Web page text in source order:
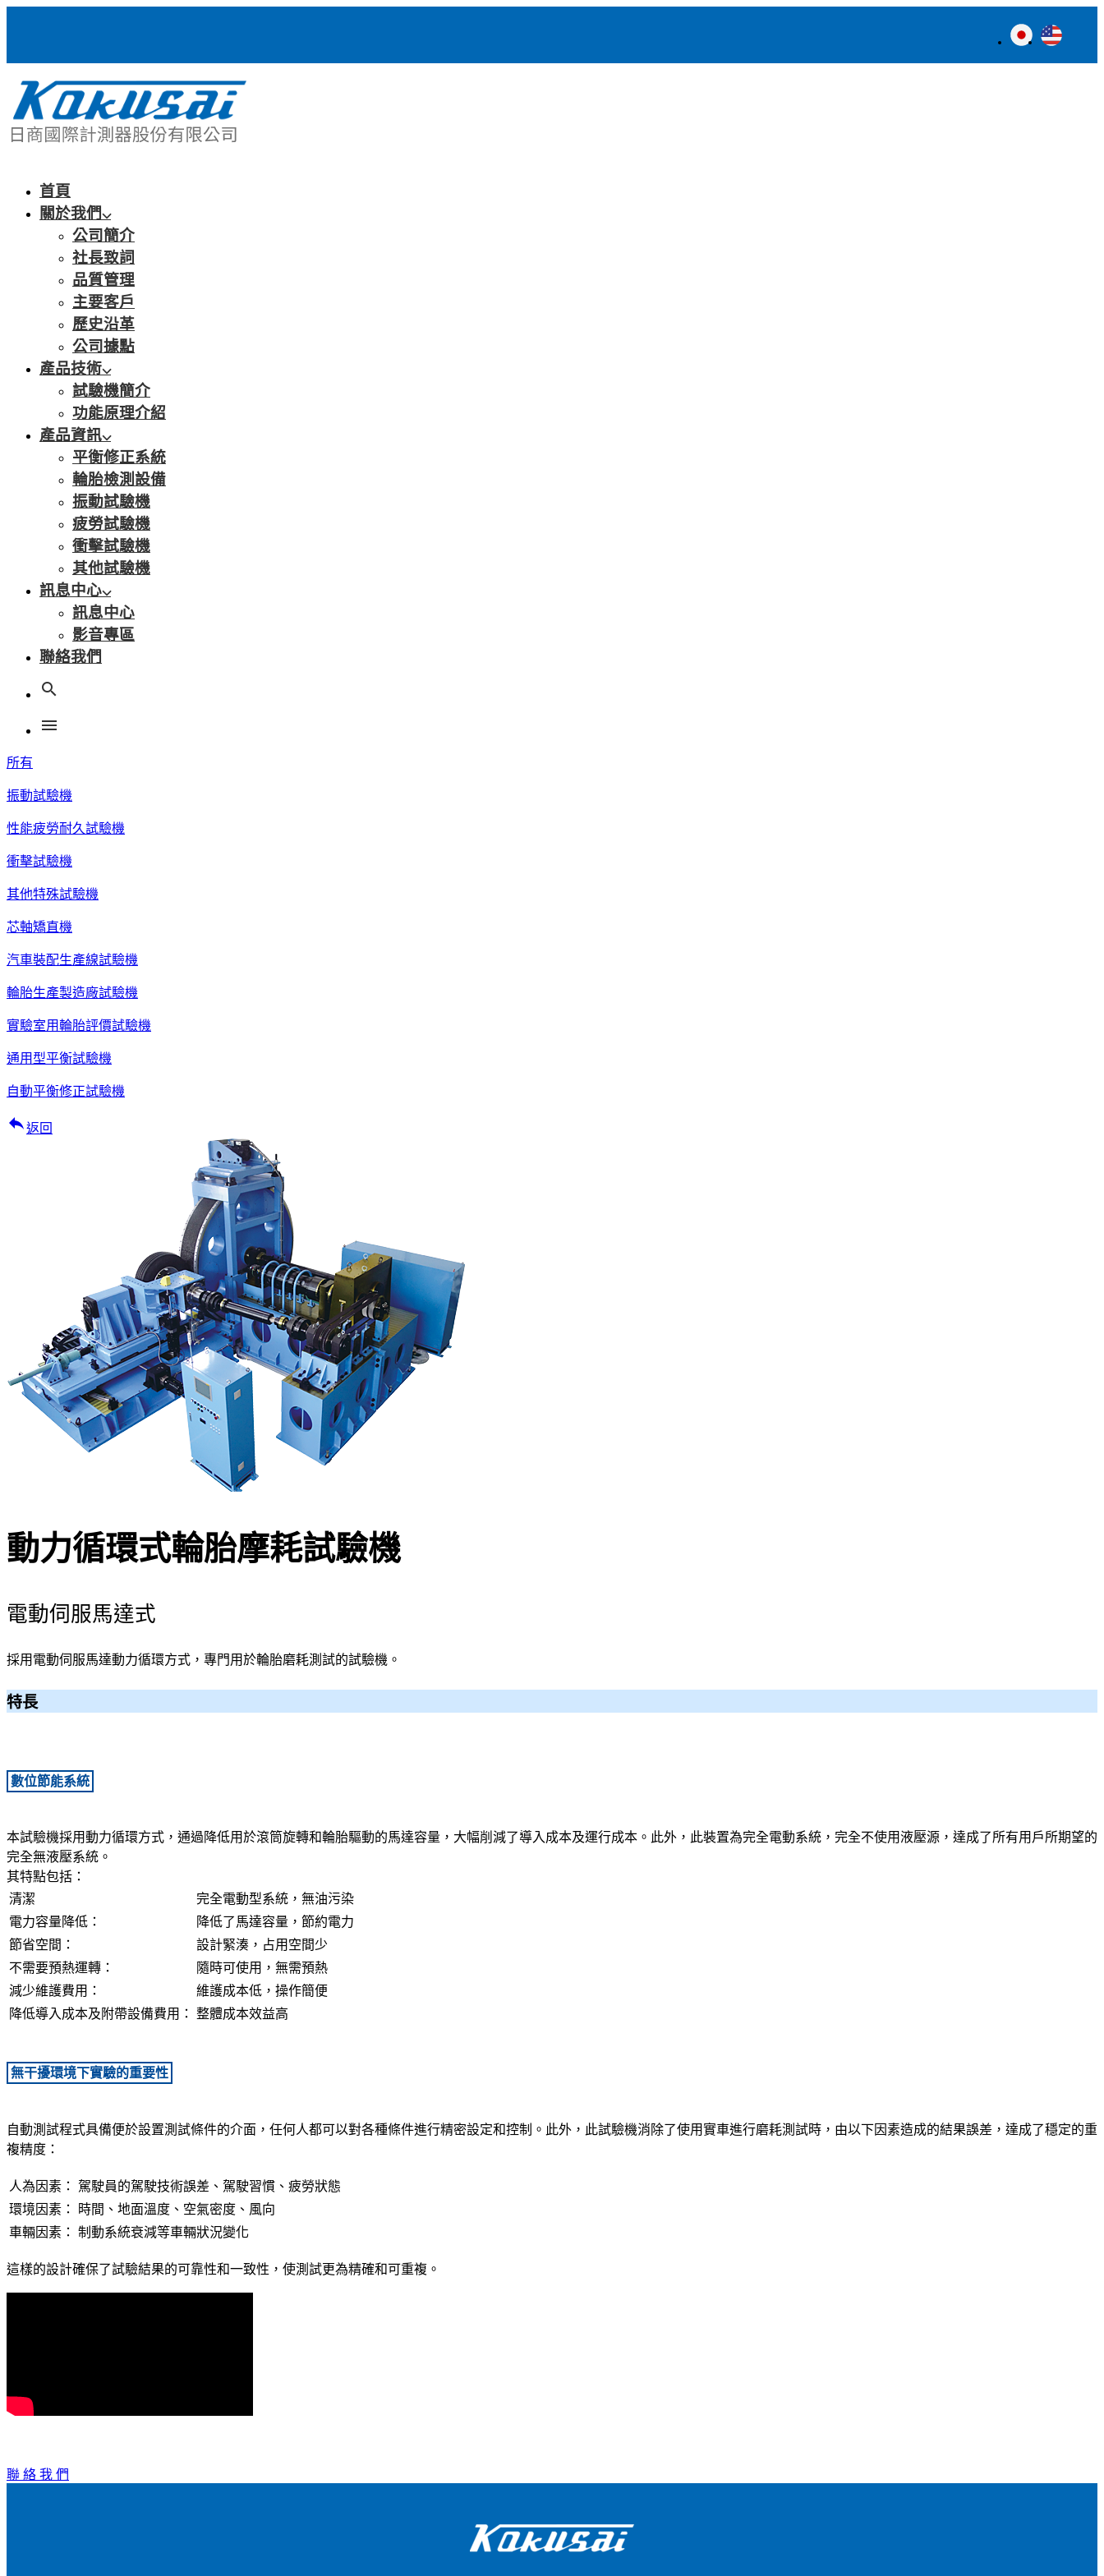
首頁
關於我們
公司簡介
社長致詞
品質管理
主要客戶
歷史沿革
公司據點
產品技術
試驗機簡介
功能原理介紹
產品資訊
平衡修正系統
輪胎檢測設備
振動試驗機
疲勞試驗機
衝擊試驗機
其他試驗機
訊息中心
訊息中心
影音專區
聯絡我們
search
menu
所有
振動試驗機
性能疲勞耐久試驗機
衝擊試驗機
其他特殊試驗機
芯軸矯直機
汽車裝配生產線試驗機
輪胎生產製造廠試驗機
實驗室用輪胎評價試驗機
通用型平衡試驗機
自動平衡修正試驗機
reply返回
動力循環式輪胎摩耗試驗機
電動伺服馬達式
採用電動伺服馬達動力循環方式，專門用於輪胎磨耗測試的試驗機。
特長
數位節能系統
本試驗機採用動力循環方式，通過降低用於滾筒旋轉和輪胎驅動的馬達容量，大幅削減了導入成本及運行成本。此外，此裝置為完全電動系統，完全不使用液壓源，達成了所有用戶所期望的
完全無液壓系統。
其特點包括：
清潔
完全電動型系統，無油污染
電力容量降低：
降低了馬達容量，節約電力
節省空間：
設計緊湊，占用空間少
不需要預熱運轉：
隨時可使用，無需預熱
減少維護費用：
維護成本低，操作簡便
降低導入成本及附帶設備費用： 整體成本效益高
無干擾環境下實驗的重要性
自動測試程式具備便於設置測試條件的介面，任何人都可以對各種條件進行精密設定和控制。此外，此試驗機消除了使用實車進行磨耗測試時，由以下因素造成的結果誤差，達成了穩定的重
複精度：
人為因素：
駕駛員的駕駛技術誤差、駕駛習慣、疲勞狀態
環境因素：
時間、地面溫度、空氣密度、風向
車輛因素： 制動系統衰減等車輛狀況變化
這樣的設計確保了試驗結果的可靠性和一致性，使測試更為精確和可重複。
聯 絡 我 們